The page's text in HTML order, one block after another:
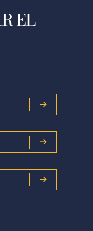
EL